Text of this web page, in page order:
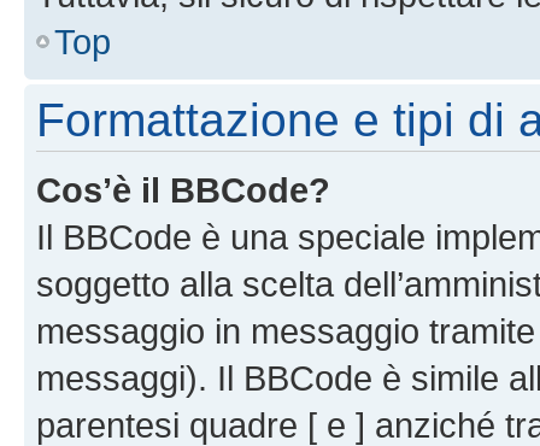
Top
Formattazione e tipi di
Cos’è il BBCode?
Il BBCode è una speciale
soggetto alla scelta
messaggio in messaggio
messaggi). Il BBCode è simile
parentesi quadre [ e ] anziché